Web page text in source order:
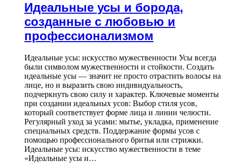
Идеальные усы и борода,
созданные с любовью и
профессионализмом
Идеальные усы: искусство мужественности Усы всегда
были символом мужественности и стойкости. Создать
идеальные усы — значит не просто отрастить волосы на
лице, но и выразить свою индивидуальность,
подчеркнуть свою силу и характер. Ключевые моменты
при создании идеальных усов: Выбор стиля усов,
который соответствует форме лица и линии челюсти.
Регулярный уход за усами: мытье, укладка, применение
специальных средств. Поддержание формы усов с
помощью профессионального бритья или стрижки.
Идеальные усы: искусство мужественности в теме
«Идеальные усы и…